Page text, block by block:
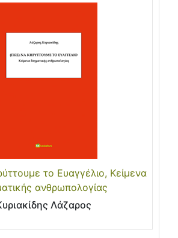
το Ευαγγέλιο, Κείμενα
ανθρωπολογίας
Λάζαρος